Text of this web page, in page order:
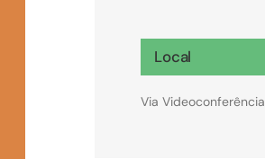
Local
Via Videoconferência